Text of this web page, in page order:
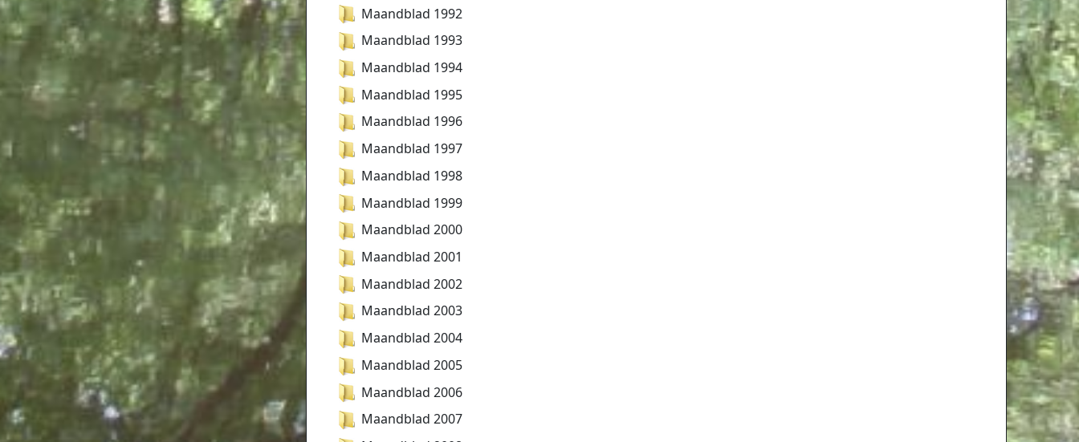
Maandblad 1992
Maandblad 1993
Maandblad 1994
Maandblad 1995
Maandblad 1996
Maandblad 1997
Maandblad 1998
Maandblad 1999
Maandblad 2000
Maandblad 2001
Maandblad 2002
Maandblad 2003
Maandblad 2004
Maandblad 2005
Maandblad 2006
Maandblad 2007